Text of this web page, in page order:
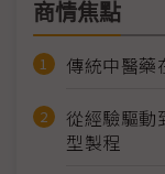
商情焦點
傳統中醫藥
從經驗驅動
型製程